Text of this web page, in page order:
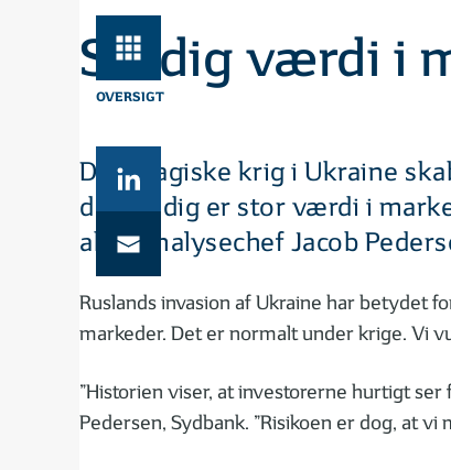
OVERSIGT
Stadig værdi i
Den tragiske krig i Ukraine
der stadig er stor værdi i
aktieanalysechef Jacob
Ruslands invasion af Ukraine har betydet
markeder. Det er normalt under krige. Vi
”Historien viser, at investorerne hurtigt
Pedersen, Sydbank. ”Risikoen er dog, at